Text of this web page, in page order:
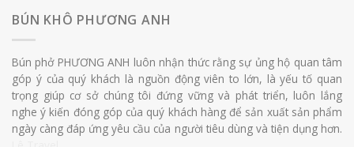
BÚN KHÔ PHƯƠNG ANH
Bún phở PHƯƠNG ANH luôn nhận thức rằng sự ủng hộ quan tâm
góp ý của quý khách là nguồn động viên to lớn, là yếu tố quan
trọng giúp cơ sở chúng tôi đứng vững và phát triển, luôn lắng
nghe ý kiến đóng góp của quý khách hàng để sản xuất sản phẩm
ngày càng đáp ứng yêu cầu của người tiêu dùng và tiện dụng hơn.